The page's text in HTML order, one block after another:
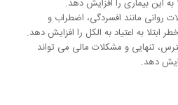
به این بیماری را افزایش دهد.
روانی مانند افسردگی، اضطراب و
ابتلا به اعتیاد به الکل را افزایش دهد.
تنهایی و مشکلات مالی می تواند
دهد.